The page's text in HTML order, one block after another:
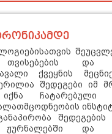
და
ქვეყნის
შედეგები იმ
ჩატარებული
შედეგების
და